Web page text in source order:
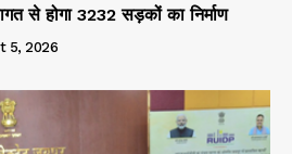
से होगा 3232 सड़कों का निर्माण
5, 2026